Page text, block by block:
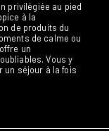
privilégiée au pied
à la
de produits du
de calme ou
un
Vous y
un séjour à la fois